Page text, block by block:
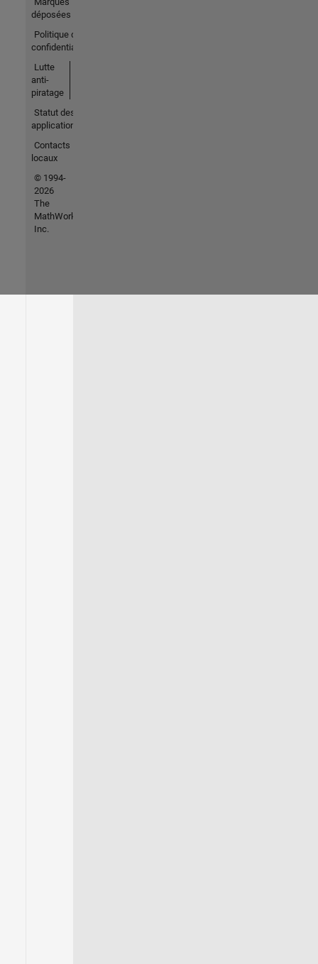
déposées
Politique de
confidentialité
Lutte
anti-
piratage
Statut des
applications
Contacts
locaux
© 1994-
2026
The
MathWorks,
Inc.